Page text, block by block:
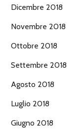
Dicembre 2018
Novembre 2018
Ottobre 2018
Settembre 2018
Agosto 2018
Luglio 2018
Giugno 2018